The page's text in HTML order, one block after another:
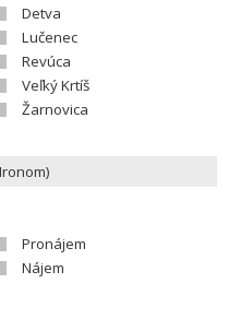
Detva
Lučenec
Revúca
Veľký Krtíš
Žarnovica
Pronájem
Nájem